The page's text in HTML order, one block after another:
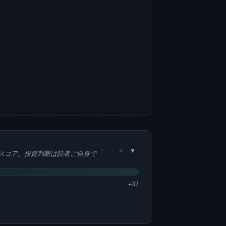
コア。投資判断は読者ご自身で ↑ ↓ ×
+37